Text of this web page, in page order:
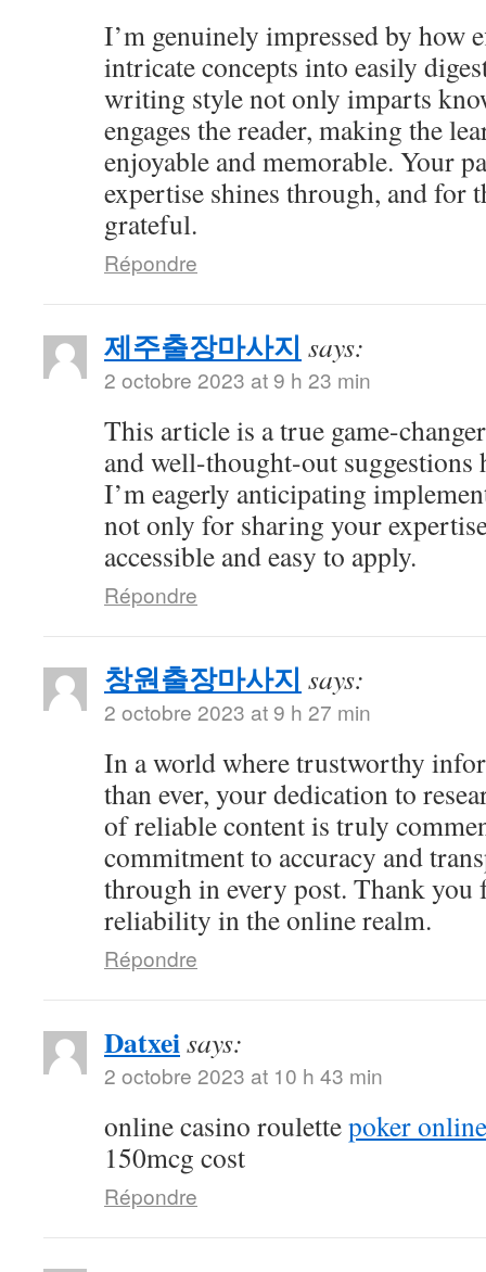
I’m genuinely impressed by how
intricate concepts into easily
writing style not only imparts
engages the reader, making the
enjoyable and memorable. Your
expertise shines through, and for
grateful.
Répondre
제주출장마사지 says:
2 octobre 2023 at 9 h 23 min
This article is a true game-
and well-thought-out
I’m eagerly anticipating
not only for sharing your
accessible and easy to apply.
Répondre
창원출장마사지 says:
2 octobre 2023 at 9 h 27 min
In a world where trustworthy
than ever, your dedication to
of reliable content is truly
commitment to accuracy and
through in every post. Thank you
reliability in the online realm.
Répondre
Datxeisays:
2 octobre 2023 at 10 h 43 min
online casino roulettepoker
150mcg cost
Répondre